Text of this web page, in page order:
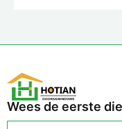
Wees de eerste